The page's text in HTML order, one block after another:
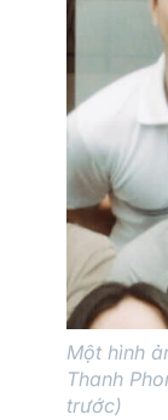
Một hình
Thanh
trước)